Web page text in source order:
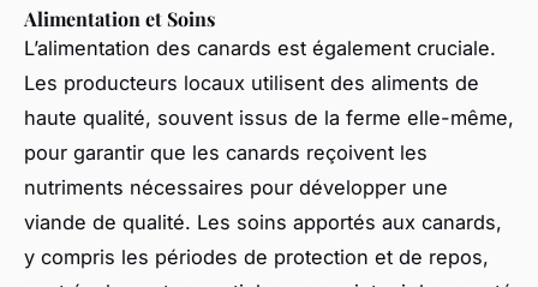
Alimentation et Soins
L’alimentation des canards est également cruciale.
Les producteurs locaux utilisent des aliments de
haute qualité, souvent issus de la ferme elle-même,
pour garantir que les canards reçoivent les
nutriments nécessaires pour développer une
viande de qualité. Les soins apportés aux canards,
y compris les périodes de protection et de repos,